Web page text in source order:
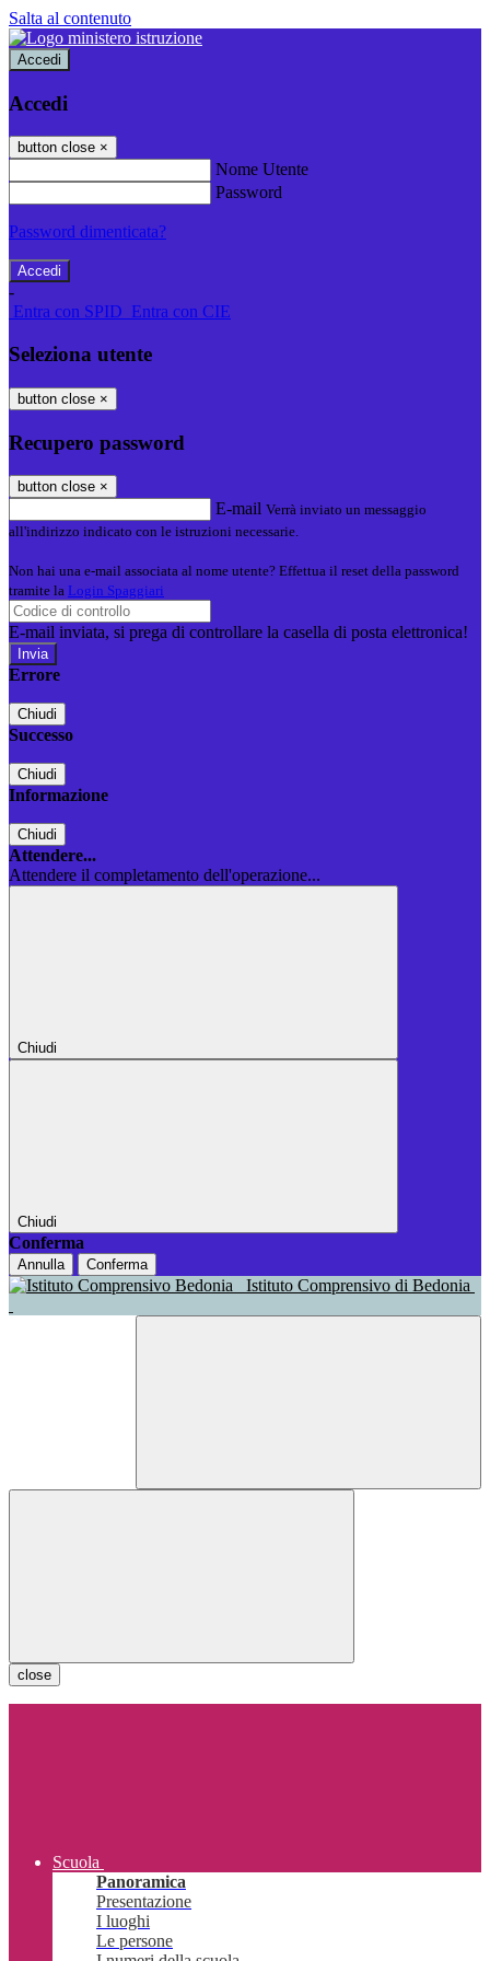
Salta al contenuto
Accedi
Accedi
button close ×
Nome Utente
Password
Password dimenticata?
-
Entra con SPID Entra con CIE
Seleziona utente
button close ×
Recupero password
button close ×
E-mail Verrà inviato un messaggio
all'indirizzo indicato con le istruzioni necessarie.
Non hai una e-mail associata al nome utente? Effettua il reset della password
tramite la Login Spaggiari
E-mail inviata, si prega di controllare la casella di posta elettronica!
Errore
Chiudi
Successo
Chiudi
Informazione
Chiudi
Attendere...
Attendere il completamento dell'operazione...
Chiudi
Chiudi
Conferma
Annulla Conferma
Istituto Comprensivo di Bedonia
close
Scuola
Panoramica
Presentazione
I luoghi
Le persone